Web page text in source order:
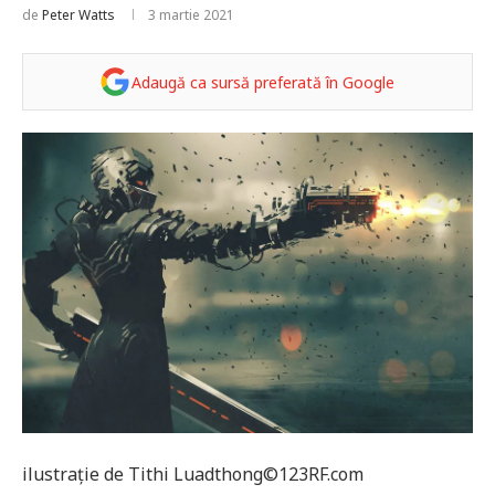
de Peter Watts 3 martie 2021
Adaugă ca sursă preferată în Google
ilustrație de Tithi Luadthong©123RF.com